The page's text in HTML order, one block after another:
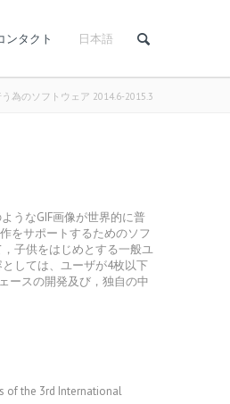
ンタクト 日本語
為のソフトウェア 2014.6-2015.3
うなGIF画像が世界的に普
をサポートするためのソフ
子供をはじめとする一般ユ
しては、ユーザが4枚以下
ースの開発及び，独自の中
of the 3rd International